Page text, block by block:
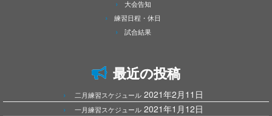
大会告知
練習日程・休日
試合結果
最近の投稿
二月練習スケジュール 2021年2月11日
一月練習スケジュール 2021年1月12日